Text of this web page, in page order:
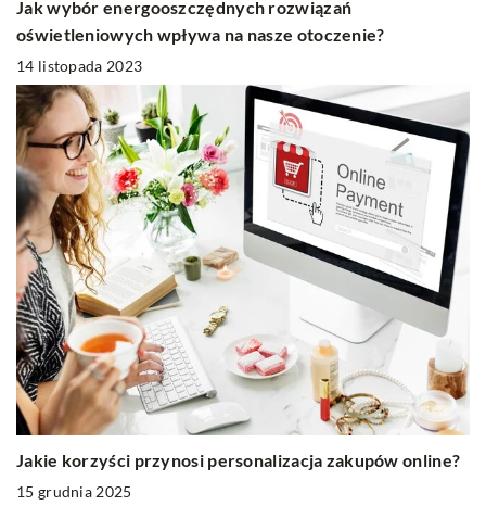
Jak wybór energooszczędnych rozwiązań
oświetleniowych wpływa na nasze otoczenie?
14 listopada 2023
Jakie korzyści przynosi personalizacja zakupów online?
15 grudnia 2025